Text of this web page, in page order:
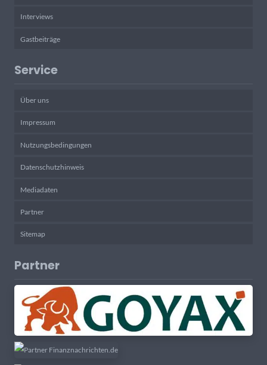
Interviews
Gastbeiträge
Service
Über uns
Impressum
Nutzungsbedingungen
Datenschutzhinweis
Mediadaten
Partner
Sitemap
Partner